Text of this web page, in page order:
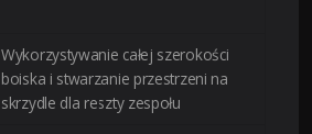
Wykorzystywanie całej szerokości
boiska i stwarzanie przestrzeni na
skrzydle dla reszty zespołu